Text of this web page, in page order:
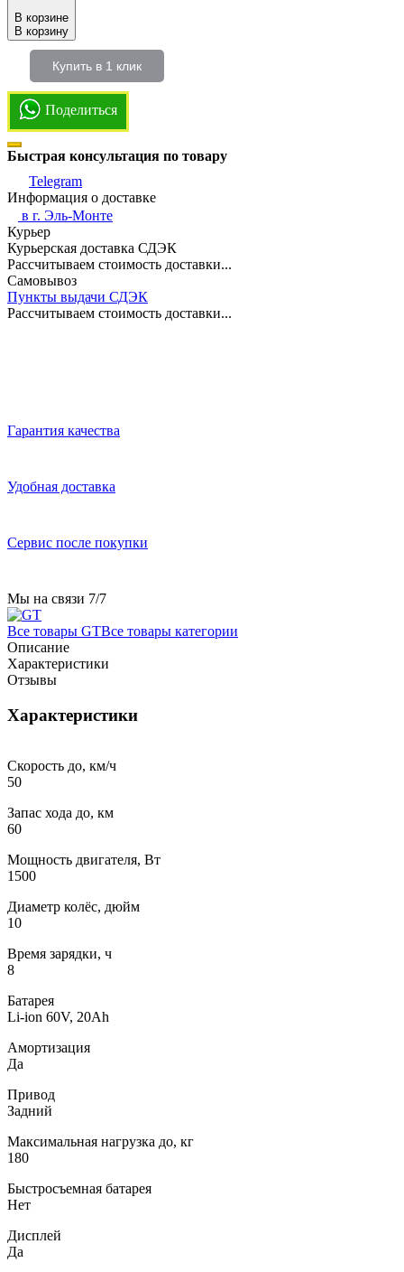
В корзине
В корзину
Купить в 1 клик
Поделиться
Быстрая консультация по товару
Telegram
Информация о доставке
в г. Эль-Монте
Курьер
Курьерская доставка СДЭК
Рассчитываем стоимость доставки...
Самовывоз
Пункты выдачи СДЭК
Рассчитываем стоимость доставки...
Гарантия качества
Удобная доставка
Сервис после покупки
Мы на связи 7/7
Все товары GTВсе товары категории
Описание
Характеристики
Отзывы
Характеристики
Скорость до, км/ч
50
Запас хода до, км
60
Мощность двигателя, Вт
1500
Диаметр колёс, дюйм
10
Время зарядки, ч
8
Батарея
Li-ion 60V, 20Ah
Амортизация
Да
Привод
Задний
Максимальная нагрузка до, кг
180
Быстросъемная батарея
Нет
Дисплей
Да